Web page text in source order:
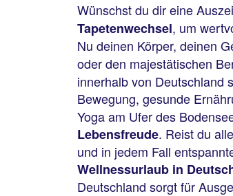
Wünschst du dir eine
Tapetenwechsel, um
Nu deinen Körper, deinen
oder den majestätischen
innerhalb von Deutschland
Bewegung, gesunde
Yoga am Ufer des
Lebensfreude. Reist du
und in jedem Fall
Wellnessurlaub in
Deutschland sorgt für